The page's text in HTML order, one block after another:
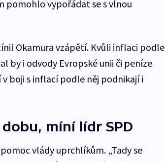
pomohlo vypořádat se s vlnou
Okamura vzápětí. Kvůli inflaci podle
by i odvody Evropské unii či peníze
boji s inflací podle něj podnikají i
míní lídr SPD
vlády uprchlíkům. „Tady se